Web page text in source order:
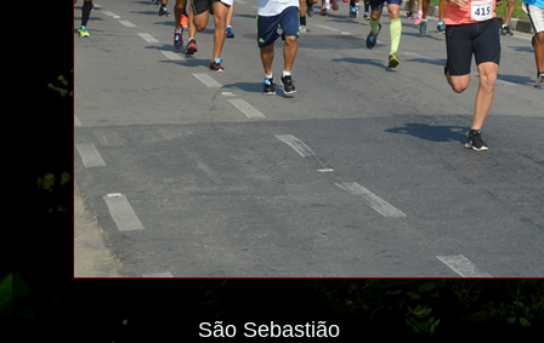
São Sebastião